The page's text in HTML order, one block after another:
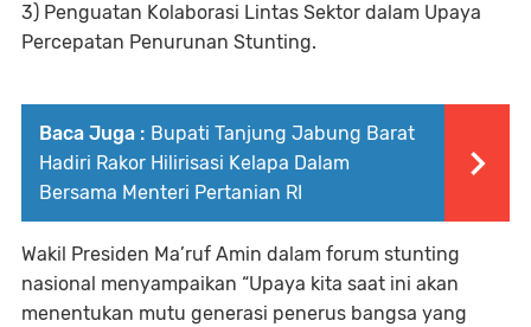
3) Penguatan Kolaborasi Lintas Sektor dalam Upaya
Percepatan Penurunan Stunting.
Baca Juga : Bupati Tanjung Jabung Barat
Hadiri Rakor Hilirisasi Kelapa Dalam
Bersama Menteri Pertanian RI
Wakil Presiden Ma’ruf Amin dalam forum stunting
nasional menyampaikan “Upaya kita saat ini akan
menentukan mutu generasi penerus bangsa yang